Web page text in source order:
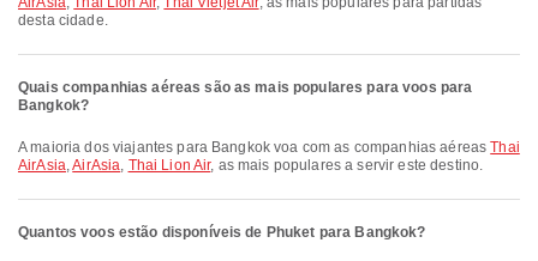
desta cidade.
Quais companhias aéreas são as mais populares para voos para
Bangkok?
A maioria dos viajantes para Bangkok voa com as companhias aéreasThai
AirAsia,AirAsia, Thai Lion Air, as mais populares a servir este destino.
Quantos voos estão disponíveis de Phuket para Bangkok?